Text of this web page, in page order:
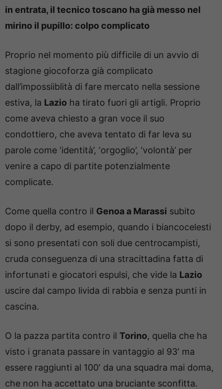
in entrata, il tecnico toscano ha già messo nel
mirino il pupillo: colpo complicato
Proprio nel momento più difficile di un avvio di
stagione giocoforza già complicato
dall’impossiiblità di fare mercato nella sessione
estiva, la Lazio ha tirato fuori gli artigli. Proprio
come aveva chiesto a gran voce il suo
condottiero, che aveva tentato di far leva su
parole come ‘identità’, ‘orgoglio’, ‘volontà’ per
venire a capo di partite potenzialmente
complicate.
Come quella contro il Genoa a Marassi subito
dopo il derby, ad esempio, quando i biancocelesti
si sono presentati con soli due centrocampisti,
cruda conseguenza di una stracittadina fatta di
infortunati e giocatori espulsi, che vide la Lazio
uscire dal campo livida di rabbia e senza punti in
cascina.
O la pazza partita contro il Torino, quella che ha
visto i granata passare in vantaggio al 93′ ma
essere raggiunti al 100′ da una squadra mai doma,
che non ha accettato una bruciante sconfitta.